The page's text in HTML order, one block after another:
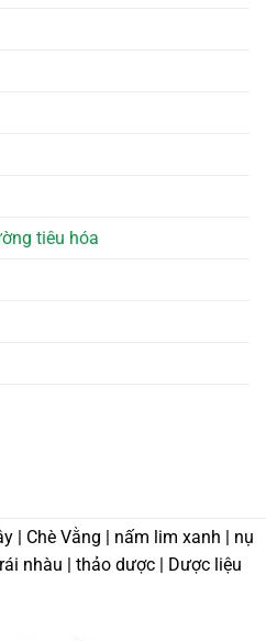
tiêu hóa
| Chè Vằng | nấm lim xanh | nụ
nhàu | thảo dược | Dược liệu